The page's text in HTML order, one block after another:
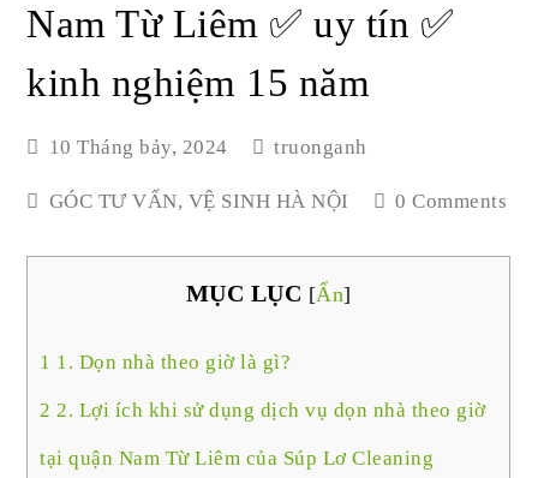
Nam Từ Liêm ✅ uy tín ✅
kinh nghiệm 15 năm
10 Tháng bảy, 2024 truonganh
GÓC TƯ VẤN, VỆ SINH HÀ NỘI 0 Comments
MỤC LỤC [Ẩn]
1 1. Dọn nhà theo giờ là gì?
2 2. Lợi ích khi sử dụng dịch vụ dọn nhà theo giờ
tại quận Nam Từ Liêm của Súp Lơ Cleaning